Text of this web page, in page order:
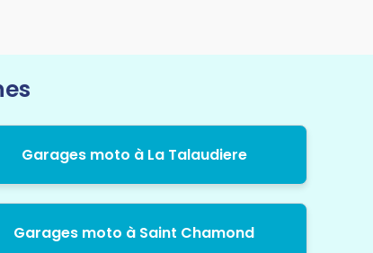
Garages moto à La Talaudiere
Garages moto à Saint Chamond